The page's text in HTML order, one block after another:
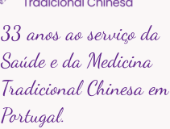
33 anos ao serviço da
Saúde e da Medicina
Tradicional Chinesa em
Portugal.